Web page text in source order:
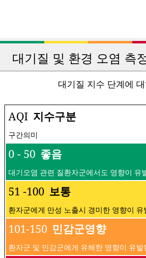
대기질 및 환경 오염 측
대기질 지수 단계에
AQI 지수구분
구간의미
0 - 50 좋음
대기오염 관련 질환자군에서도 영향이 유
51 -100 보통
환자군에게 만성 노출시 경미한 영향이
101-150 민감군영향
환자군 및 민감군에게 유해한 영향이 유발